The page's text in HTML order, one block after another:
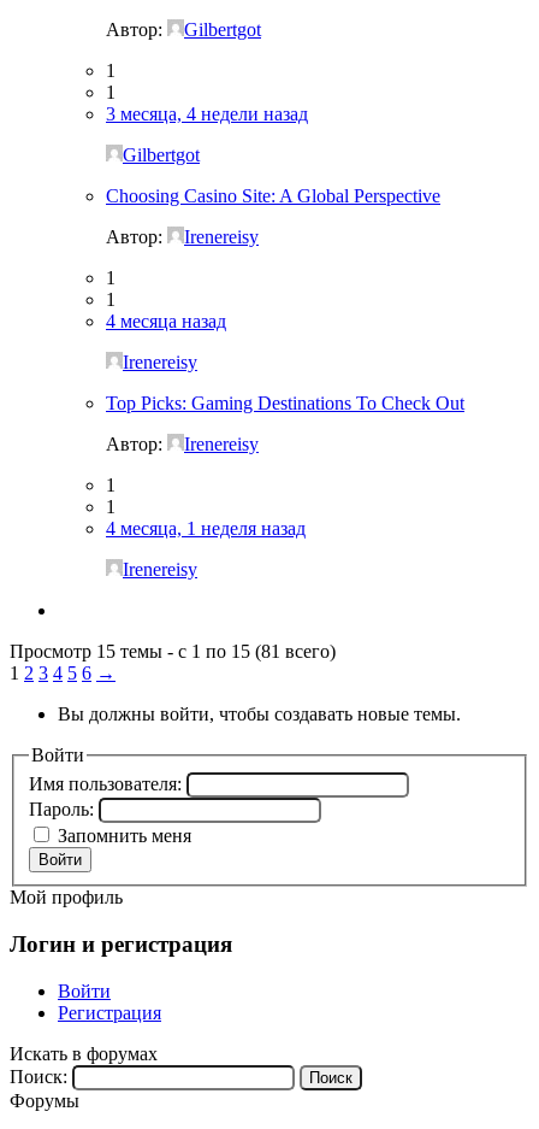
Автор:
Gilbertgot
1
1
3 месяца, 4 недели назад
Gilbertgot
Choosing Casino Site: A Global Perspective
Автор:
Irenereisy
1
1
4 месяца назад
Irenereisy
Top Picks: Gaming Destinations To Check Out
Автор:
Irenereisy
1
1
4 месяца, 1 неделя назад
Irenereisy
Просмотр 15 темы - с 1 по 15 (81 всего)
1 2 3 4 5 6 →
Вы должны войти, чтобы создавать новые темы.
Войти
Имя пользователя:
Пароль:
Запомнить меня
Войти
Мой профиль
Логин и регистрация
Войти
Регистрация
Искать в форумах
Поиск:
Форумы